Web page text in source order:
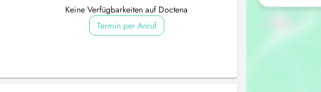
Keine Verfügbarkeiten auf Doctena
Termin per Anruf